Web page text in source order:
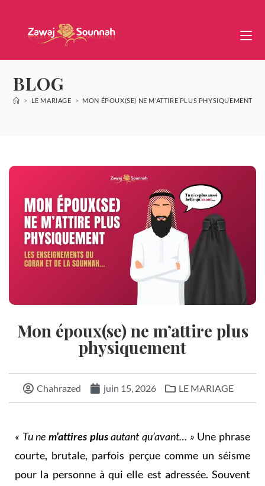
BLOG
> LE MARIAGE > MON ÉPOUX(SE) NE M’ATTIRE PLUS PHYSIQUEMENT
Mon époux(se) ne m’attire plus
physiquement
Chahrazed juin 15, 2026 LE MARIAGE
« Tu ne m’attires plusautant qu’avant… » Une phrase
courte, brutale, parfois perçue comme un séisme
pour la personne à qui elle est adressée. Souvent